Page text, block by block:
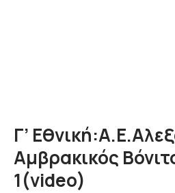
Γ’
Αμβρακικός
1(video)